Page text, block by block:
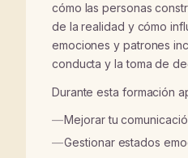
cómo las personas
de la realidad y cómo
emociones y patrones
conducta y la toma de
Durante esta formación
Mejorar tu
Gestionar estados